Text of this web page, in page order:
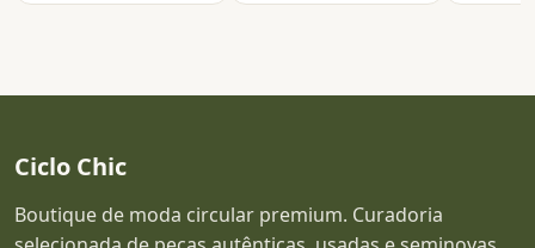
Ciclo Chic
Boutique de moda circular premium. Curadoria